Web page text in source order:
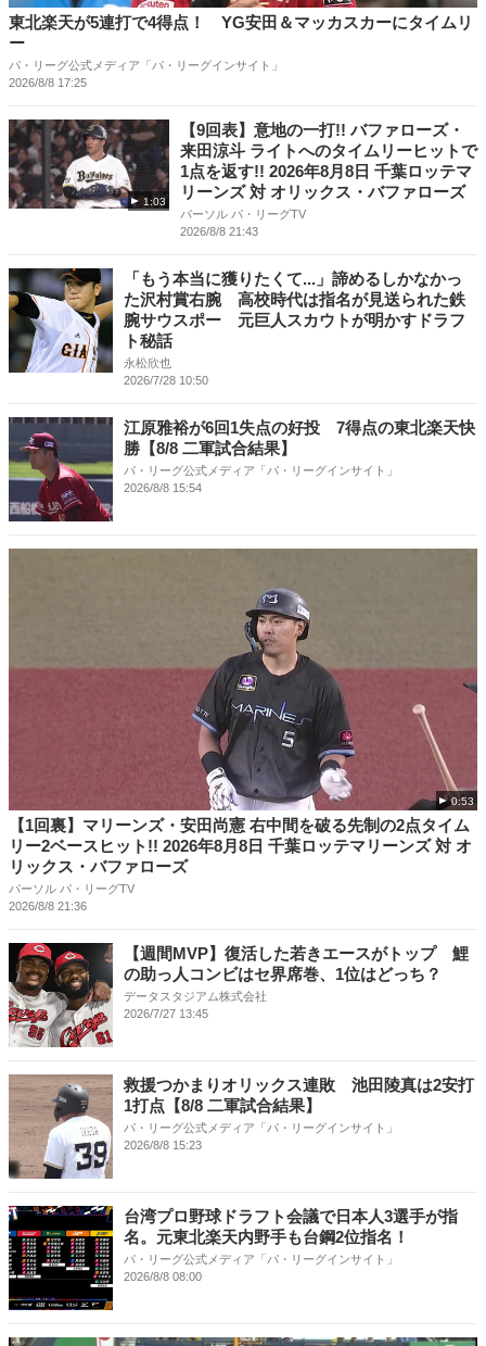
東北楽天が5連打で4得点！ YG安田＆マッカスカーにタイムリ
ー
パ・リーグ公式メディア「パ・リーグインサイト」
2026/8/8 17:25
1:03
【9回表】意地の一打!! バファローズ・
来田涼斗 ライトへのタイムリーヒットで
1点を返す!! 2026年8月8日 千葉ロッテマ
リーンズ 対 オリックス・バファローズ
パーソル パ・リーグTV
2026/8/8 21:43
「もう本当に獲りたくて...」諦めるしかなかっ
た沢村賞右腕 高校時代は指名が見送られた鉄
腕サウスポー 元巨人スカウトが明かすドラフ
ト秘話
永松欣也
2026/7/28 10:50
江原雅裕が6回1失点の好投 7得点の東北楽天快
勝【8/8 二軍試合結果】
パ・リーグ公式メディア「パ・リーグインサイト」
2026/8/8 15:54
0:53
【1回裏】マリーンズ・安田尚憲 右中間を破る先制の2点タイム
リー2ベースヒット!! 2026年8月8日 千葉ロッテマリーンズ 対 オ
リックス・バファローズ
パーソル パ・リーグTV
2026/8/8 21:36
【週間MVP】復活した若きエースがトップ 鯉
の助っ人コンビはセ界席巻、1位はどっち？
データスタジアム株式会社
2026/7/27 13:45
救援つかまりオリックス連敗 池田陵真は2安打
1打点【8/8 二軍試合結果】
パ・リーグ公式メディア「パ・リーグインサイト」
2026/8/8 15:23
台湾プロ野球ドラフト会議で日本人3選手が指
名。元東北楽天内野手も台鋼2位指名！
パ・リーグ公式メディア「パ・リーグインサイト」
2026/8/8 08:00